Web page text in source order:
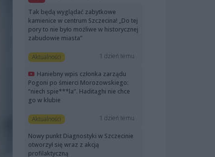
Tak będą wyglądać zabytkowe
kamienice w centrum Szczecina! „Do tej
pory to nie było możliwe w historycznej
zabudowie miasta”
Aktualności 1 dzień temu
Haniebny wpis członka zarządu
Pogoni po śmierci Morozowskiego:
“niech spie***la”. Haditaghi nie chce
go w klubie
Aktualności 1 dzień temu
Nowy punkt Diagnostyki w Szczecinie
otworzył się wraz z akcją
profilaktyczną